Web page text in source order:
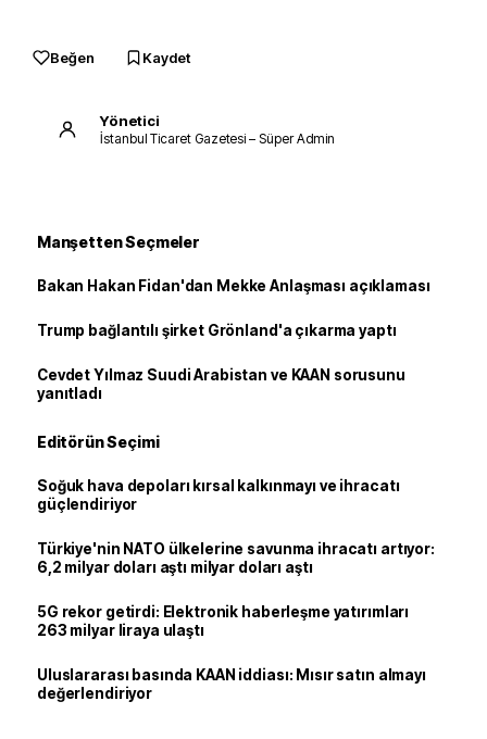
Beğen Kaydet
Yönetici
İstanbul Ticaret Gazetesi – Süper Admin
Manşetten Seçmeler
Bakan Hakan Fidan'dan Mekke Anlaşması açıklaması
Trump bağlantılı şirket Grönland'a çıkarma yaptı
Cevdet Yılmaz Suudi Arabistan ve KAAN sorusunu
yanıtladı
Editörün Seçimi
Soğuk hava depoları kırsal kalkınmayı ve ihracatı
güçlendiriyor
Türkiye'nin NATO ülkelerine savunma ihracatı artıyor:
6,2 milyar doları aştı milyar doları aştı
5G rekor getirdi: Elektronik haberleşme yatırımları
263 milyar liraya ulaştı
Uluslararası basında KAAN iddiası: Mısır satın almayı
değerlendiriyor